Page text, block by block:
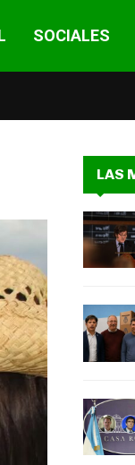
SOCIALES
LAS